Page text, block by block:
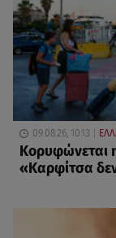
09.08.26, 10:13
Κορυφώνεται
«Καρφίτσα